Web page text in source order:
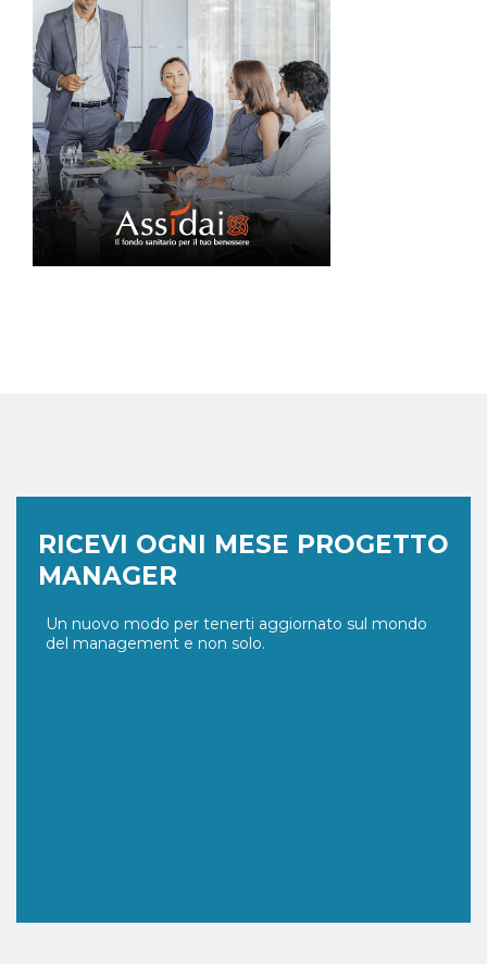
RICEVI OGNI MESE PROGETTO
MANAGER
Un nuovo modo per tenerti aggiornato sul mondo
del management e non solo.